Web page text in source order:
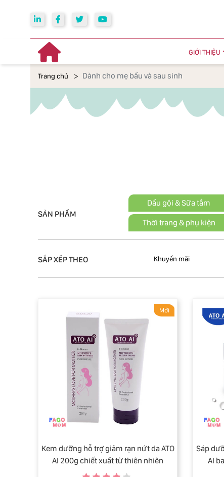
GIỚI THIỆU
Trang chủ Dành cho mẹ bầu và sau sinh
SẢN PHẨM
Dầu gội & Sữa tắm
Thời trang & phụ kiện
SẮP XẾP THEO Khuyến mãi
Mới
Kem dưỡng hỗ trợ giảm rạn nứt da ATO
AI 200g chiết xuất từ thiên nhiên
Sáp
AI